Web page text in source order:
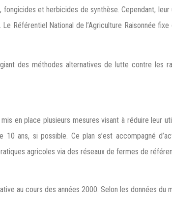
et herbicides de synthèse. Cependant,
Référentiel National de l’Agriculture Raisonnée
des méthodes alternatives de lutte contre les
en place plusieurs mesures visant à réduire leur
ans, si possible. Ce plan s’est accompagné
agricoles via des réseaux de fermes de
au cours des années 2000. Selon les données du